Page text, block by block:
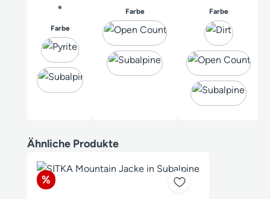
*
Farbeauswählen
Farbeauswählen Farbeauswählen
Produktgalerie überspringen
Ähnliche Produkte
Rabatt
%